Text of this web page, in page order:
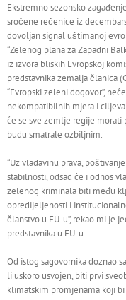
Ekstremno sezonsko
sročene rečenice iz
dovoljan signal uštimanoj
“Zelenog plana za Zapadni
iz izvora bliskih Evropskoj
predstavnika zemalja članica
“Evropski zeleni dogovor”,
nekompatibilnih mjera i
će se sve zemlje regije morati
budu smatrale ozbiljnim.
“Uz vladavinu prava,
stabilnosti, odsad će i odnos
zelenog kriminala biti među
opredijeljenosti i
članstvo u EU-u”, rekao mi je
predstavnika u EU-u.
Od istog sagovornika doznao
li uskoro usvojen, biti prvi
klimatskim promjenama koji